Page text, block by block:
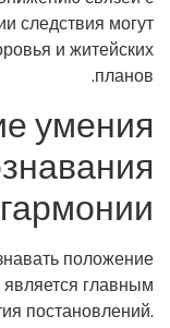
следствия могут
и житейских
планов.
умения
положение
главным
постановлений.